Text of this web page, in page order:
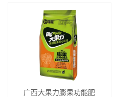
广西大果力膨果功能肥